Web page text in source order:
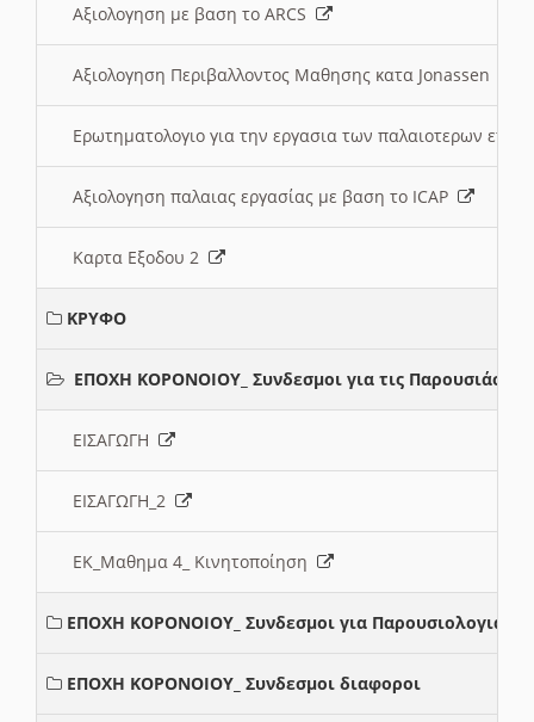
Αξιολογηση με βαση το ARCS
Αξιολογηση Περιβαλλοντος Μαθησης κατα Jonassen
Ερωτηματολογιο για την εργασια των παλαιοτερων
Αξιολογηση παλαιας εργασίας με βαση το ICAP
Καρτα Εξοδου 2
ΚΡΥΦΟ
ΕΠΟΧΗ ΚΟΡΟΝΟΙΟΥ_ Συνδεσμοι για τις Παρουσιάσεις
ΕΙΣΑΓΩΓΗ
ΕΙΣΑΓΩΓΗ_2
ΕΚ_Μαθημα 4_ Κινητοποίηση
ΕΠΟΧΗ ΚΟΡΟΝΟΙΟΥ_ Συνδεσμοι για Παρουσιολογια
ΕΠΟΧΗ ΚΟΡΟΝΟΙΟΥ_ Συνδεσμοι διαφοροι